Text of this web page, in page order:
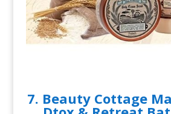
7. Beauty Cottage